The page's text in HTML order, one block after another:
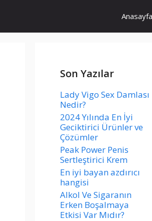
Anasayfa
Son Yazılar
Lady Vigo Sex Damlası
Nedir?
2024 Yılında En İyi
Geciktirici Ürünler ve
Çözümler
Peak Power Penis
Sertleştirici Krem
En iyi bayan azdırıcı
hangisi
Alkol Ve Sigaranın
Erken Boşalmaya
Etkisi Var Mıdır?